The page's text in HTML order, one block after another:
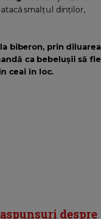
smalțul dinților,
biberon, prin diluarea
ca bebelușii să fie
ceai în loc.
despre